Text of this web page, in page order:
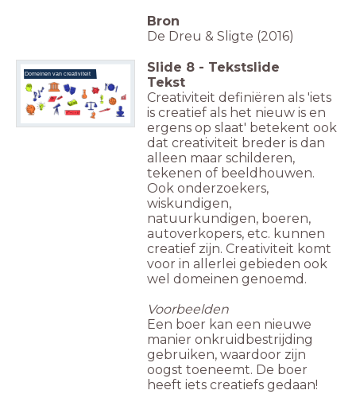
Bron
De Dreu & Sligte (2016)
Domeinen van creativiteit Slide 8 - Tekstslide
Tekst
Creativiteit definiëren als 'iets
is creatief als het nieuw is en
ergens op slaat' betekent ook
dat creativiteit breder is dan
alleen maar schilderen,
tekenen of beeldhouwen.
Ook onderzoekers,
wiskundigen,
natuurkundigen, boeren,
autoverkopers, etc. kunnen
creatief zijn. Creativiteit komt
voor in allerlei gebieden ook
wel domeinen genoemd.
Voorbeelden
Een boer kan een nieuwe
manier onkruidbestrijding
gebruiken, waardoor zijn
oogst toeneemt. De boer
heeft iets creatiefs gedaan!